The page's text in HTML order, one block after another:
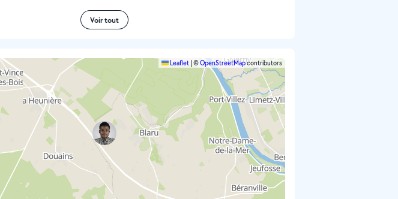
Voir tout
Leaflet ©OpenStreetMapcontributors